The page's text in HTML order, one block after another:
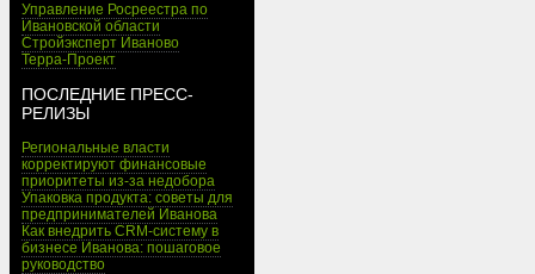
Управление Росреестра по
Ивановской области
Стройэксперт Иваново
Терра-Проект
ПОСЛЕДНИЕ ПРЕСС-
РЕЛИЗЫ
Региональные власти
корректируют финансовые
приоритеты из-за недобора
Упаковка продукта: советы для
предпринимателей Иванова
Как внедрить CRM-систему в
бизнесе Иванова: пошаговое
руководство